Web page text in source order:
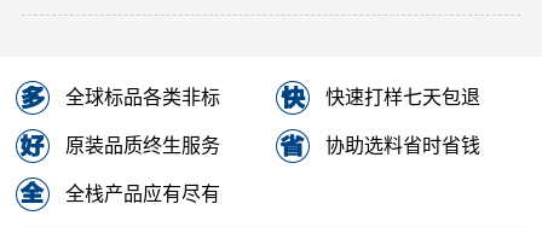
全球标品各类非标 快速打样七天包退
原装品质终生服务 协助选料省时省钱
全栈产品应有尽有